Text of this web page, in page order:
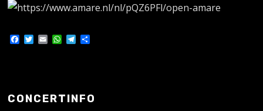
Facebook
TwitterEmailWhatsApp
Telegram
CONCERTINFO